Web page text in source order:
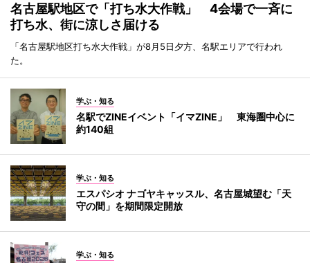
名古屋駅地区で「打ち水大作戦」 4会場で一斉に
打ち水、街に涼しさ届ける
「名古屋駅地区打ち水大作戦」が8月5日夕方、名駅エリアで行われ
た。
学ぶ・知る
名駅でZINEイベント「イマZINE」 東海圏中心に
約140組
学ぶ・知る
エスパシオ ナゴヤキャッスル、名古屋城望む「天
守の間」を期間限定開放
学ぶ・知る